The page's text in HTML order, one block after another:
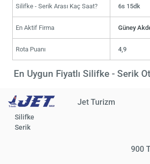
Silifke - Serik Arası Kaç Saat? 6s 15dk
En Aktif Firma Güney
Rota Puanı 4,9
En Uygun Fiyatlı Silifke - Serik
Jet Turizm
Silifke
Serik
900